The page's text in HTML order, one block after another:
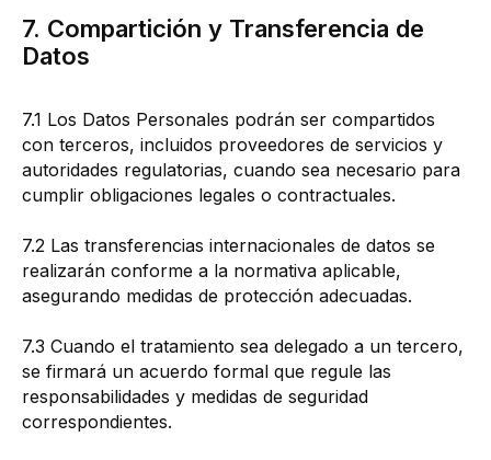
7. Compartición y Transferencia de
Datos
7.1 Los Datos Personales podrán ser compartidos
con terceros, incluidos proveedores de servicios y
autoridades regulatorias, cuando sea necesario para
cumplir obligaciones legales o contractuales.
7.2 Las transferencias internacionales de datos se
realizarán conforme a la normativa aplicable,
asegurando medidas de protección adecuadas.
7.3 Cuando el tratamiento sea delegado a un tercero,
se firmará un acuerdo formal que regule las
responsabilidades y medidas de seguridad
correspondientes.